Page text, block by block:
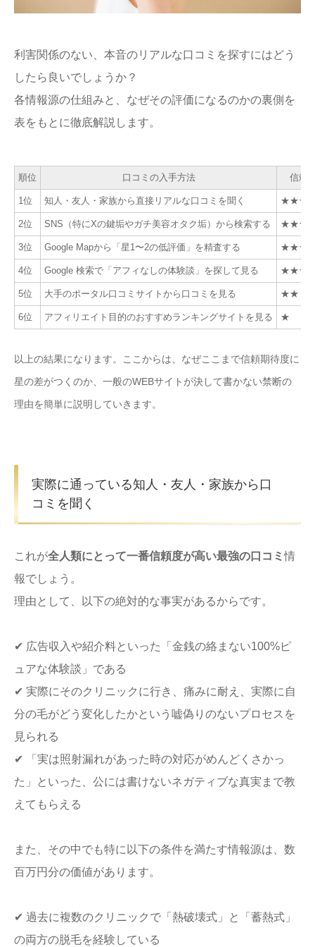
利害関係のない、本音のリアルな口コミを探すにはどう
したら良いでしょうか？
各情報源の仕組みと、なぜその評価になるのかの裏側を
表をもとに徹底解説します。
順位 口コミの入手方法 信頼
1位 知人・友人・家族から直接リアルな口コミを聞く
2位 SNS（特にXの鍵垢やガチ美容オタク垢）から検索する
3位 Google Mapから「星1〜2の低評価」を精査する
4位 Google 検索で「アフィなしの体験談」を探して見る ★★★
5位 大手のポータル口コミサイトから口コミを見る ★★
6位 アフィリエイト目的のおすすめランキングサイトを見る ★
以上の結果になります。ここからは、なぜここまで信頼期待度に
星の差がつくのか、一般のWEBサイトが決して書かない禁断の
理由を簡単に説明していきます。
実際に通っている知人・友人・家族から口
コミを聞く
これが全人類にとって一番信頼度が高い最強の口コミ情
報でしょう。
理由として、以下の絶対的な事実があるからです。
✔ 広告収入や紹介料といった「金銭の絡まない100%ピ
ュアな体験談」である
✔ 実際にそのクリニックに行き、痛みに耐え、実際に自
分の毛がどう変化したかという嘘偽りのないプロセスを
見られる
✔ 「実は照射漏れがあった時の対応がめんどくさかっ
た」といった、公には書けないネガティブな真実まで教
えてもらえる
また、その中でも特に以下の条件を満たす情報源は、数
百万円分の価値があります。
✔ 過去に複数のクリニックで「熱破壊式」と「蓄熱式」
の両方の脱毛を経験している